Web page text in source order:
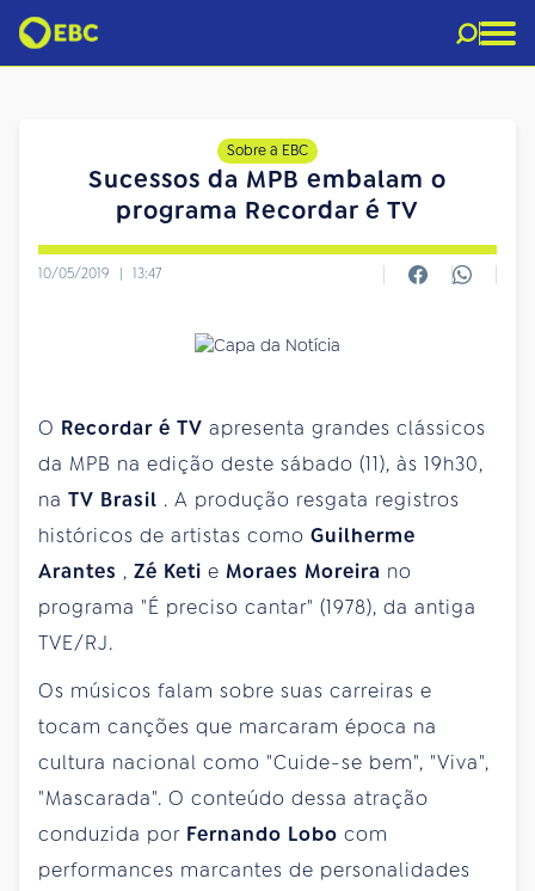
Sobre a EBC
Sucessos da MPB embalam o
programa Recordar é TV
10/05/2019 | 13:47
O Recordar é TV apresenta grandes clássicos
da MPB na edição deste sábado (11), às 19h30,
na TV Brasil . A produção resgata registros
históricos de artistas como Guilherme
Arantes , Zé Keti e Moraes Moreira no
programa "É preciso cantar" (1978), da antiga
TVE/RJ.
Os músicos falam sobre suas carreiras e
tocam canções que marcaram época na
cultura nacional como "Cuide-se bem", "Viva",
"Mascarada". O conteúdo dessa atração
conduzida por Fernando Lobo com
performances marcantes de personalidades